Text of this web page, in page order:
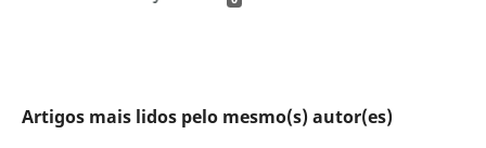
Artigos mais lidos pelo mesmo(s) autor(es)